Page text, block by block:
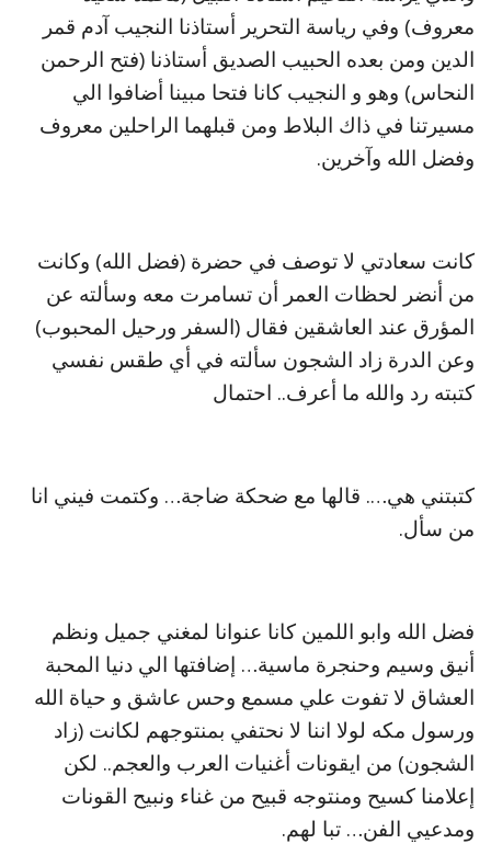
معروف) وفي رياسة التحرير أستاذنا النجيب آدم قمر
الدين ومن بعده الحبيب الصديق أستاذنا (فتح الرحمن
النحاس) وهو و النجيب كانا فتحا مبينا أضافوا الي
مسيرتنا في ذاك البلاط ومن قبلهما الراحلين معروف
وفضل الله وآخرين.
كانت سعادتي لا توصف في حضرة (فضل الله) وكانت
من أنضر لحظات العمر أن تسامرت معه وسألته عن
المؤرق عند العاشقين فقال (السفر ورحيل المحبوب)
وعن الدرة زاد الشجون سألته في أي طقس نفسي
كتبته رد والله ما أعرف.. احتمال
كتبتني هي…. قالها مع ضحكة ضاجة… وكتمت فيني انا
من سأل.
فضل الله وابو اللمين كانا عنوانا لمغني جميل ونظم
أنيق وسيم وحنجرة ماسية… إضافتها الي دنيا المحبة
العشاق لا تفوت علي مسمع وحس عاشق و حياة الله
ورسول مكه لولا اننا لا نحتفي بمنتوجهم لكانت (زاد
الشجون) من ايقونات أغنيات العرب والعجم.. لكن
إعلامنا كسيح ومنتوجه قبيح من غناء ونبيح القونات
ومدعيي الفن… تبا لهم.